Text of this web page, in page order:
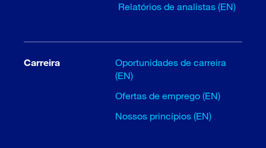
Relatórios de analistas (EN)
Carreira
Oportunidades de carreira
(EN)
Ofertas de emprego (EN)
Nossos princípios (EN)